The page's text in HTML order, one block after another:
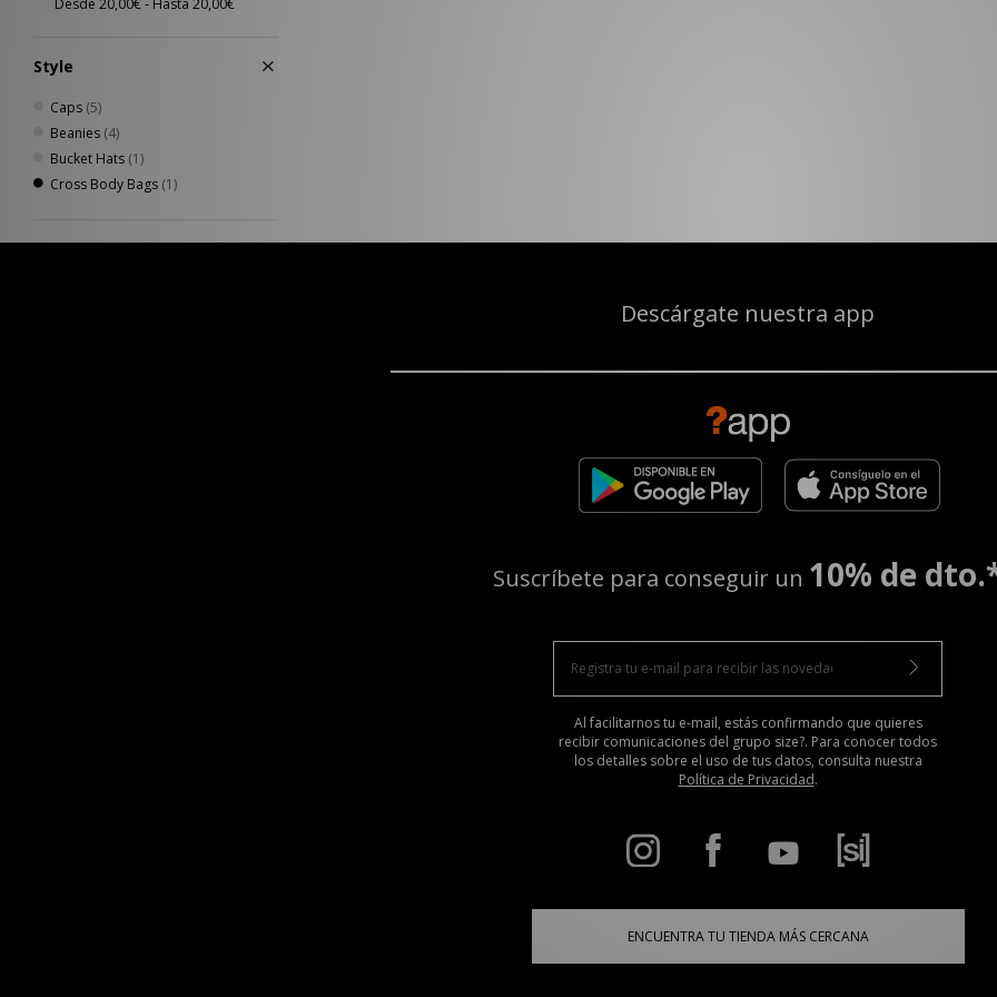
Style
Caps (5)
Beanies (4)
Bucket Hats (1)
Cross Body Bags (1)
Descárgate nuestra app
Suscríbete para conseguir un 10% de
Al facilitarnos tu e-mail, estás confirmando que quieres
recibir comunicaciones del grupo size?. Para conocer todos
los detalles sobre el uso de tus datos, consulta nuestra
Política de Privacidad.
ENCUENTRA TU TIENDA MÁS CERCANA